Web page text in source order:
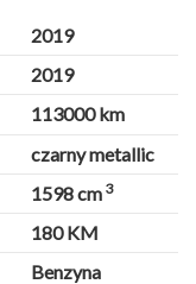
2019
2019
113000 km
czarny metallic
1598 cm 3
180 KM
Benzyna